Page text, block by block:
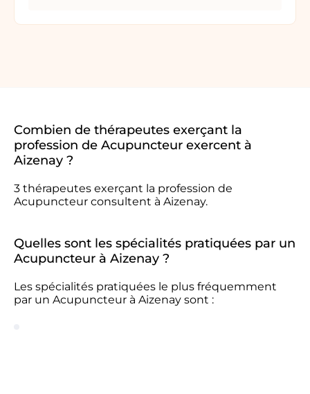
Combien de thérapeutes exerçant la
profession de Acupuncteur exercent à
Aizenay ?
3 thérapeutes exerçant la profession de
Acupuncteur consultent à Aizenay.
Quelles sont les spécialités pratiquées par un
Acupuncteur à Aizenay ?
Les spécialités pratiquées le plus fréquemment
par un Acupuncteur à Aizenay sont :